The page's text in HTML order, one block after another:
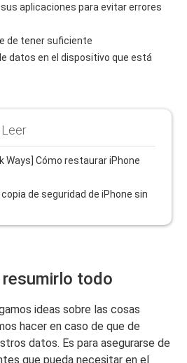
aplicaciones para evitar errores
de tener suficiente
datos en el dispositivo que está
Ways] Cómo restaurar iPhone
de seguridad de iPhone sin
todo
ideas sobre las cosas
hacer en caso de que de
datos. Es para asegurarse de
que pueda necesitar en el